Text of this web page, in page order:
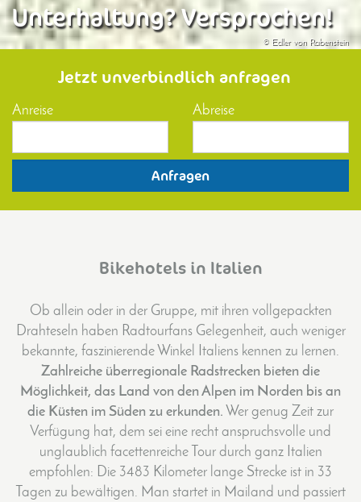
Unterhaltung? Versprochen!
© Edler von Rabenstein
Jetzt unverbindlich anfragen
Anreise Abreise
Anfragen
Bikehotels in Italien
Ob allein oder in der Gruppe, mit ihren vollgepackten
Drahteseln haben Radtourfans Gelegenheit, auch weniger
bekannte, faszinierende Winkel Italiens kennen zu lernen.
Zahlreiche überregionale Radstrecken bieten die
Möglichkeit, das Land von den Alpen im Norden bis an
die Küsten im Süden zu erkunden. Wer genug Zeit zur
Verfügung hat, dem sei eine recht anspruchsvolle und
unglaublich facettenreiche Tour durch ganz Italien
empfohlen: Die 3483 Kilometer lange Strecke ist in 33
Tagen zu bewältigen. Man startet in Mailand und passiert